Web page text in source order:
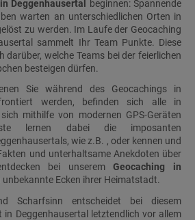
Deggenhausertal
beginnen: Spannende
warten an unterschiedlichen Orten in
zu werden. Im Laufe der Geocaching
sammelt Ihr Team Punkte. Diese
darüber, welche Teams bei der feierlichen
besteigen dürfen.
Sie während des Geocachings in
werden, befinden sich alle in
mithilfe von modernen GPS-Geräten
lernen dabei die imposanten
wie z.B. , oder kennen und
und unterhaltsame Anekdoten über
bei unseremGeocaching in
unbekannte Ecken ihrer Heimatstadt.
Scharfsinn entscheidet bei diesem
in Deggenhausertal letztendlich vor allem